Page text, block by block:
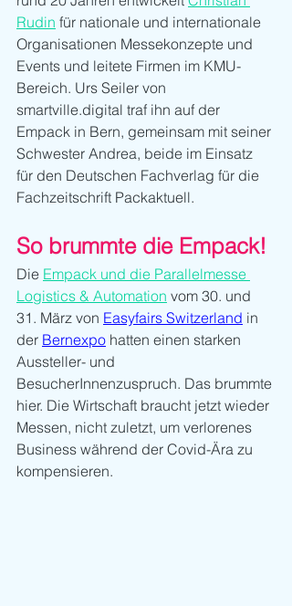
Rudin für nationale und internationale
Organisationen Messekonzepte und
Events und leitete Firmen im KMU-
Bereich. Urs Seiler von
smartville.digital traf ihn auf der
Empack in Bern, gemeinsam mit seiner
Schwester Andrea, beide im Einsatz
für den Deutschen Fachverlag für die
Fachzeitschrift Packaktuell.
So brummte die Empack!
Die Empack und die Parallelmesse
Logistics & Automation vom 30. und
31. März von Easyfairs Switzerland in
der Bernexpo hatten einen starken
Aussteller- und
BesucherInnenzuspruch. Das brummte
hier. Die Wirtschaft braucht jetzt wieder
Messen, nicht zuletzt, um verlorenes
Business während der Covid-Ära zu
kompensieren.